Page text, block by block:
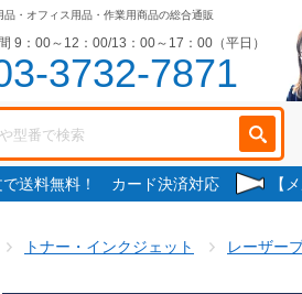
・オフィス用品・作業用商品の総合通販
9：00～12：00/13：00～17：00（平日）
3732-7871
で送料無料！ カード決済対応 【
トナー・インクジェット レーザー